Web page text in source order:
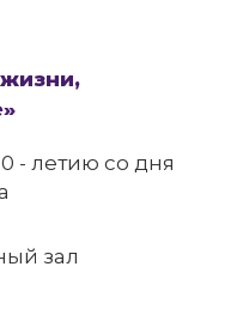
- летию со дня
зал